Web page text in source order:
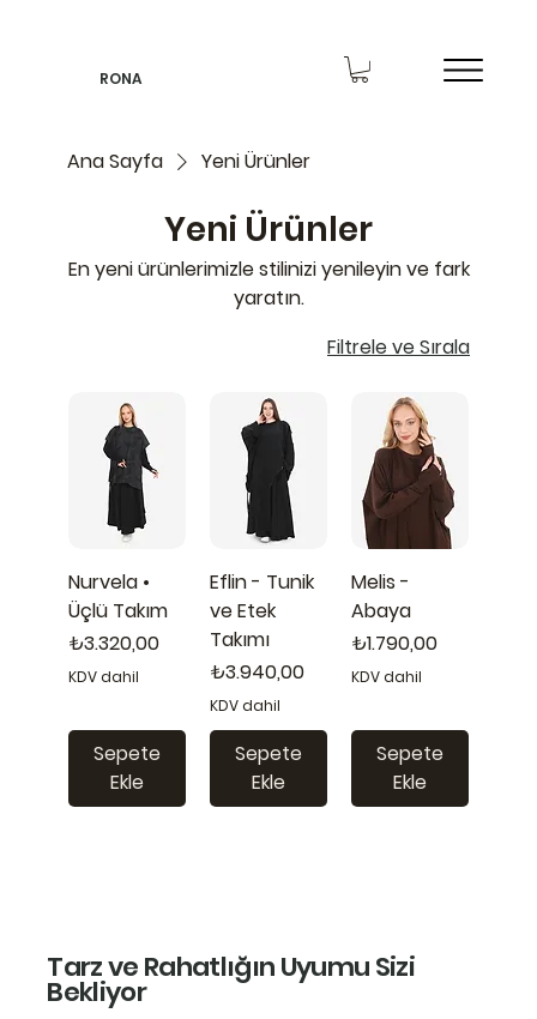
RONA
Ana Sayfa Yeni Ürünler
Yeni Ürünler
En yeni ürünlerimizle stilinizi yenileyin ve fark
yaratın.
Filtrele ve Sırala
Nurvela •
Üçlü Takım
Fiyat
₺3.320,00
KDV dahil
Sepete
Ekle
Eflin - Tunik
ve Etek
Takımı
Fiyat
₺3.940,00
KDV dahil
Sepete
Ekle
Melis -
Abaya
Fiyat
₺1.790,00
KDV dahil
Sepete
Ekle
Tarz ve Rahatlığın Uyumu Sizi
Bekliyor